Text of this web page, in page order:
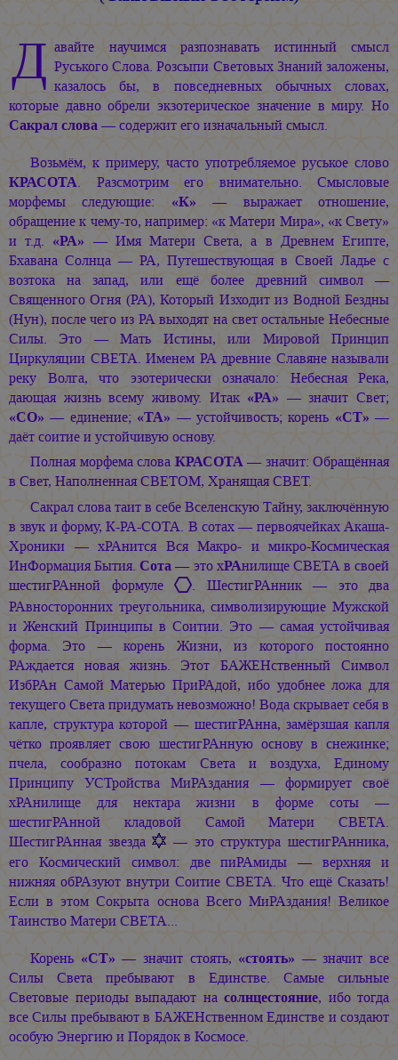
Д авайте научимся разпознавать истинный смысл
Руського Слова. Розсыпи Световых Знаний заложены,
казалось бы, в повседневных обычных словах,
которые давно обрели экзотерическое значение в миру. Но
Сакрал слова— содержит его изначальный смысл.
Возьмём, к примеру, часто употребляемое руськое слово
КРАСОТА. Разсмотрим его внимательно. Смысловые
морфемы следующие: «К» — выражает отношение,
обращение к чему-то, например: «к Матери Мира», «к Свету»
и т.д. «РА» — Имя Матери Света, а в Древнем Египте,
Бхавана Солнца — РА, Путешествующая в Своей Ладье с
возтока на запад, или ещё более древний символ —
Священного Огня (РА), Который Изходит из Водной Бездны
(Нун), после чего из РА выходят на свет остальные Небесные
Силы. Это — Мать Истины, или Мировой Принцип
Циркуляции СВЕТА. Именем РА древние Славяне называли
реку Волга, что эзотерически означало: Небесная Река,
дающая жизнь всему живому. Итак «РА» — значит Свет;
«СО» — единение; «ТА» — устойчивость; корень «СТ» —
даёт соитие и устойчивую основу.
Полная морфема слова КРАСОТА— значит: Обращённая
в Свет, Наполненная СВЕТОМ, Хранящая СВЕТ.
Сакрал слова таит в себе Вселенскую Тайну, заключённую
в звук и форму, К-РА-СОТА. В сотах — первоячейках Акаша-
Хроники — хРАнится Вся Макро- и микро-Космическая
ИнФормация Бытия.Сота— это хРАнилище СВЕТА в своей
шестигРАнной формуле
. ШестигРАнник — это два
РАвносторонних треугольника, символизирующие Мужской
и Женский Принципы в Соитии. Это — самая устойчивая
форма. Это — корень Жизни, из которого постоянно
РАждается новая жизнь. Этот БАЖЕНственный Символ
ИзбРАн Самой Матерью ПриРАдой, ибо удобнее ложа для
текущего Света придумать невозможно! Вода скрывает себя в
капле, структура которой — шестигРАнна, замёрзшая капля
чётко проявляет свою шестигРАнную основу в снежинке;
пчела, сообразно потокам Света и воздуха, Единому
Принципу УСТройства МиРАздания — формирует своё
хРАнилище для нектара жизни в форме соты —
шестигРАнной кладовой Самой Матери СВЕТА.
ШестигРАнная звезда
— это структура шестигРАнника,
его Космический символ: две пиРАмиды — верхняя и
нижняя обРАзуют внутри Соитие СВЕТА. Что ещё Сказать!
Если в этом Сокрыта основа Всего МиРАздания! Великое
Таинство Матери СВЕТА...
Корень «СТ» — значит стоять, «стоять» — значит все
Силы Света пребывают в Единстве. Самые сильные
Световые периоды выпадают на солнцестояние, ибо тогда
все Силы пребывают в БАЖЕНственном Единстве и создают
особую Энергию и Порядок в Космосе.